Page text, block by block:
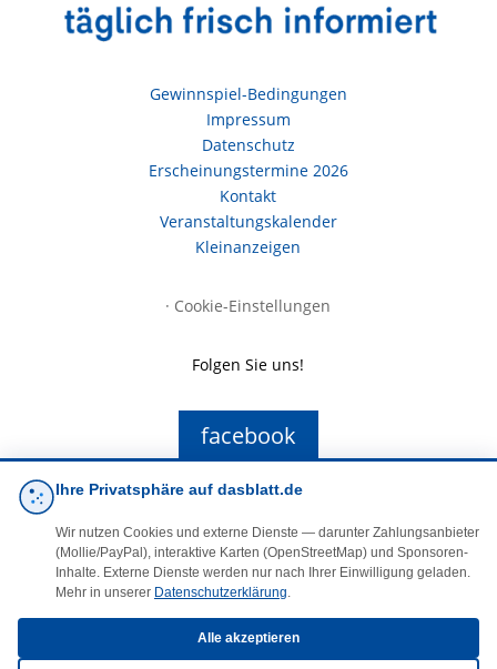
Gewinnspiel-Bedingungen
Impressum
Datenschutz
Erscheinungstermine 2026
Kontakt
Veranstaltungskalender
Kleinanzeigen
· Cookie-Einstellungen
Folgen Sie uns!
facebook
E-Mail
Ihre Privatsphäre auf dasblatt.de
Wir nutzen Cookies und externe Dienste — darunter Zahlungsanbieter
(Mollie/PayPal), interaktive Karten (OpenStreetMap) und Sponsoren-
Inhalte. Externe Dienste werden nur nach Ihrer Einwilligung geladen.
Mehr in unserer Datenschutzerklärung.
Alle akzeptieren